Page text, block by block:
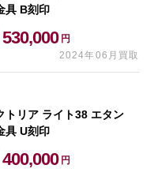
具 B刻印
530,000 円
2024年06月買取
トリア ライト38 エタン
具 U刻印
400,000 円